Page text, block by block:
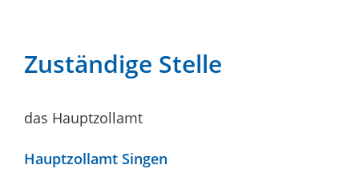
Zuständige Stelle
das Hauptzollamt
Hauptzollamt Singen